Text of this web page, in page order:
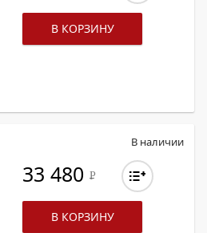
В КОРЗИНУ
В наличии
33 480Р
В КОРЗИНУ